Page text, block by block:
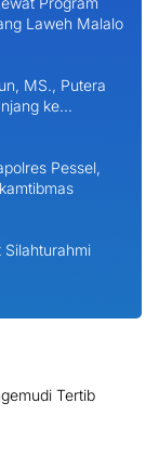
Laweh Malalo
MS., Putera
ke
Pessel,
Silahturahmi
Tertib